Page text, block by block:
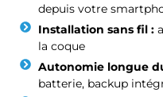
depuis votre
Installation sans fil :
la coque
Autonomie longue
batterie, backup